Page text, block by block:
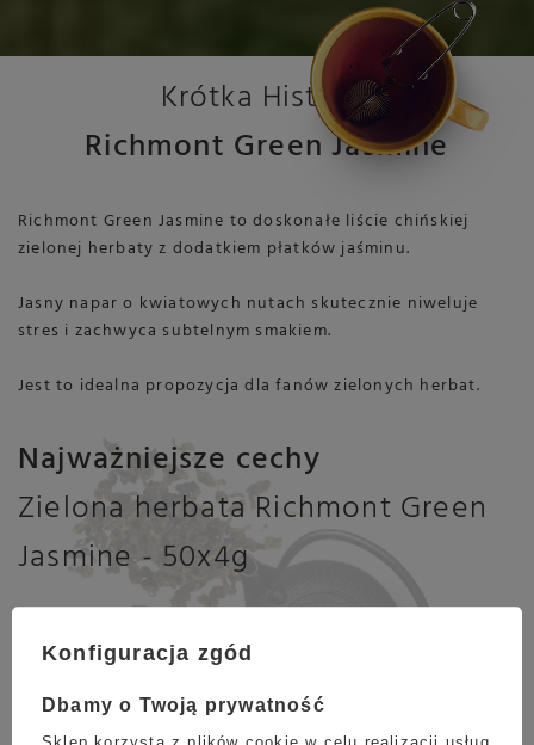
Richmont Green Jasmine to doskonałe liście chińskiej
zielonej herbaty z dodatkiem płatków jaśminu.
Jasny napar o kwiatowych nutach skutecznie niweluje
stres i zachwyca subtelnym smakiem.
Jest to idealna propozycja dla fanów zielonych herbat.
Krótka Historia
Richmont Green Jasmine
Najważniejsze cechy
Zielona herbata Richmont Green
Jasmine - 50x4g
Opakowanie
Konfiguracja zgód
Dbamy o Twoją prywatność